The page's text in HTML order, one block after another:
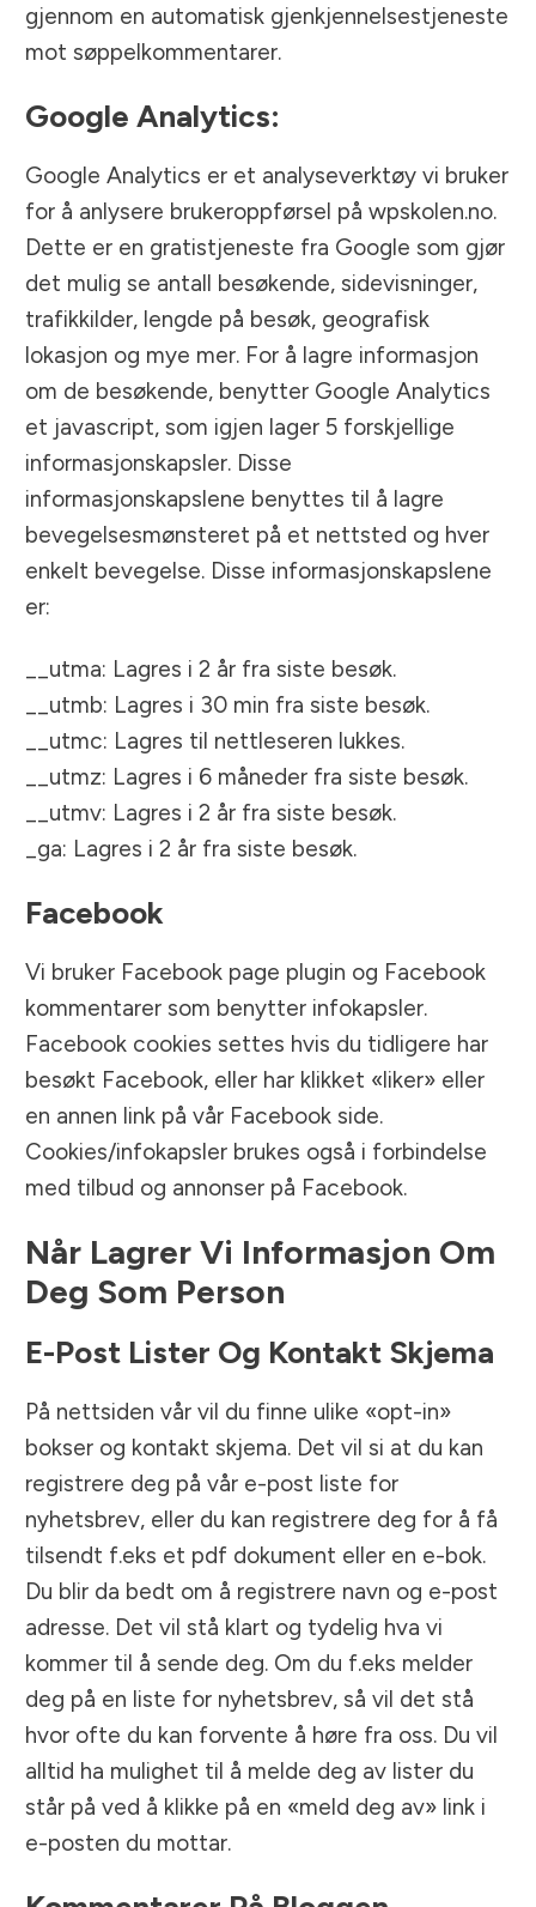
gjennom en automatisk gjenkjennelsestjeneste
mot søppelkommentarer.
Google Analytics:
Google Analytics er et analyseverktøy vi bruker
for å anlysere brukeroppførsel på wpskolen.no.
Dette er en gratistjeneste fra Google som gjør
det mulig se antall besøkende, sidevisninger,
trafikkilder, lengde på besøk, geografisk
lokasjon og mye mer. For å lagre informasjon
om de besøkende, benytter Google Analytics
et javascript, som igjen lager 5 forskjellige
informasjonskapsler. Disse
informasjonskapslene benyttes til å lagre
bevegelsesmønsteret på et nettsted og hver
enkelt bevegelse. Disse informasjonskapslene
er:
__utma: Lagres i 2 år fra siste besøk.
__utmb: Lagres i 30 min fra siste besøk.
__utmc: Lagres til nettleseren lukkes.
__utmz: Lagres i 6 måneder fra siste besøk.
__utmv: Lagres i 2 år fra siste besøk.
_ga: Lagres i 2 år fra siste besøk.
Facebook
Vi bruker Facebook page plugin og Facebook
kommentarer som benytter infokapsler.
Facebook cookies settes hvis du tidligere har
besøkt Facebook, eller har klikket «liker» eller
en annen link på vår Facebook side.
Cookies/infokapsler brukes også i forbindelse
med tilbud og annonser på Facebook.
Når Lagrer Vi Informasjon Om
Deg Som Person
E-Post Lister Og Kontakt Skjema
På nettsiden vår vil du finne ulike «opt-in»
bokser og kontakt skjema. Det vil si at du kan
registrere deg på vår e-post liste for
nyhetsbrev, eller du kan registrere deg for å få
tilsendt f.eks et pdf dokument eller en e-bok.
Du blir da bedt om å registrere navn og e-post
adresse. Det vil stå klart og tydelig hva vi
kommer til å sende deg. Om du f.eks melder
deg på en liste for nyhetsbrev, så vil det stå
hvor ofte du kan forvente å høre fra oss. Du vil
alltid ha mulighet til å melde deg av lister du
står på ved å klikke på en «meld deg av» link i
e-posten du mottar.